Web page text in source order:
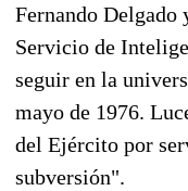
Fernando Delgado
Servicio de
seguir en la
mayo de 1976.
del Ejército por
subversión".